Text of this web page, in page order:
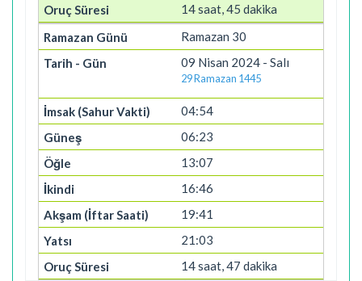
14 saat, 45 dakika
Ramazan 30
09 Nisan 2024 - Salı
29 Ramazan 1445
04:54
06:23
13:07
16:46
19:41
21:03
14 saat, 47 dakika